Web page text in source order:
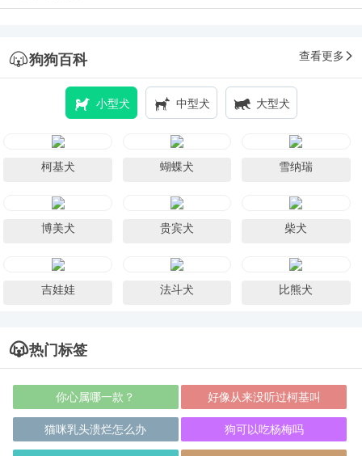
狗狗百科 查看更多
小型犬 中型犬 大型犬
柯基犬 蝴蝶犬 雪纳瑞
博美犬 贵宾犬 柴犬
吉娃娃 法斗犬 比熊犬
热门标签
你心属哪一款？ 好像从来没听过柯基叫
猫咪乳头溃烂怎么办 狗可以吃杨梅吗